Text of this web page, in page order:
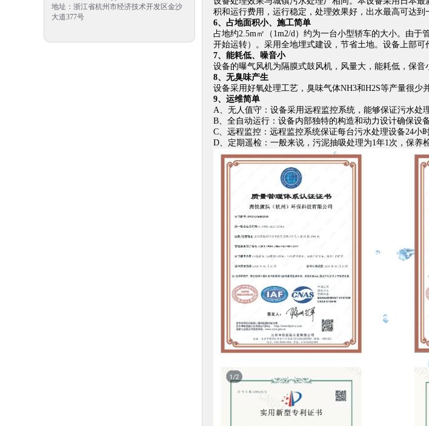
地址：浙江省杭州市经济技术开发区金沙
大道377号
积和运行费用，运行稳定，处理效果好，出水最高可达到
6、占地面积小、施工简单
占地约2.5m㎡（1m2/d）约为一台小型轿车的大小。由
开始运转）。采用全地埋式建设，节省土地。设备上部可
7、能耗低、噪音小
设备的曝气风机为隔膜式鼓风机，风量大，能耗低，保音
8、无臭味产生
设备采用好氧处理工艺，臭味气体NH3和H2S等产量很少
9、运维简单
A、无人值守：设备采用远程监控系统，能够保证污水处
B、全自动运行：设备内部独特的构造和动力设计确保设
C、远程监控：远程监控系统保证每台污水处理设备24小
D、定期遥检：一般来说，污泥抽吸处理为1年1次，保养